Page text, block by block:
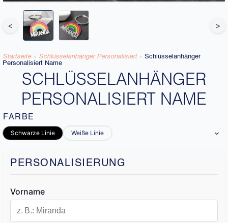
< >
Startseite » Schlüsselanhänger Personalisiert » Schlüsselanhänger
Personalisiert Name
SCHLÜSSELANHÄNGER
PERSONALISIERT NAME
FARBE
Schwarze Linie Weiße Linie
PERSONALISIERUNG
Vorname